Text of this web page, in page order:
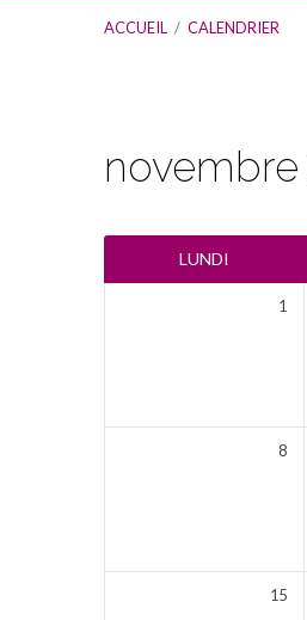
ACCUEIL / CALENDRIER
novembre
LUNDI
1
8
15